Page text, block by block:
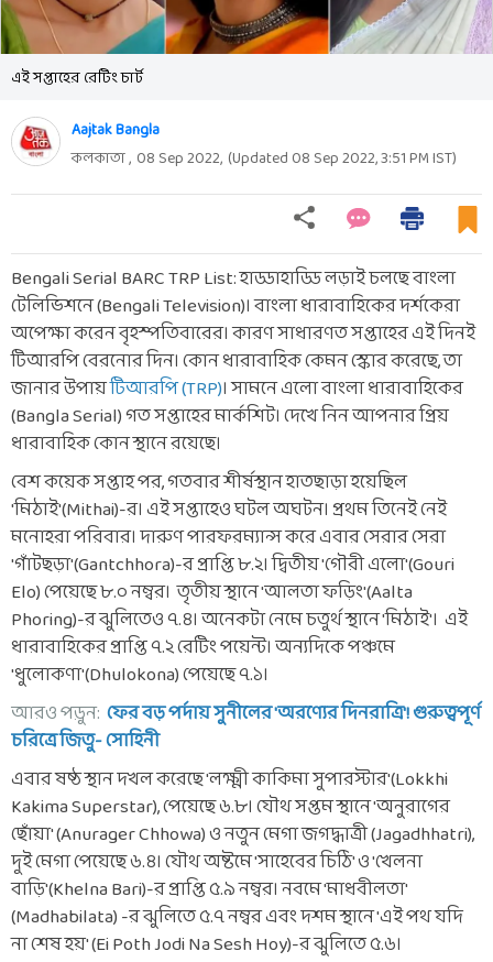
এই সপ্তাহের রেটিং চার্ট
Aajtak Bangla
কলকাতা , 08 Sep 2022, (Updated 08 Sep 2022, 3:51 PMIST)
Bengali Serial BARC TRP List: হাড্ডাহাড্ডি লড়াই চলছে বাংলা
টেলিভিশনে (Bengali Television)। বাংলা ধারাবাহিকের দর্শকেরা
অপেক্ষা করেন বৃহস্পতিবারের। কারণ সাধারণত সপ্তাহের এই দিনই
টিআরপি বেরনোর দিন। কোন ধারাবাহিক কেমন স্কোর করেছে, তা
জানার উপায়টিআরপি (TRP)। সামনে এলো বাংলা ধারাবাহিকের
(Bangla Serial) গত সপ্তাহের মার্কশিট। দেখে নিন আপনার প্রিয়
ধারাবাহিক কোন স্থানে রয়েছে।
বেশ কয়েক সপ্তাহ পর, গতবার শীর্ষস্থান হাতছাড়া হয়েছিল
'মিঠাই'(Mithai)-র। এই সপ্তাহেও ঘটল অঘটন। প্রথম তিনেই নেই
মনোহরা পরিবার। দারুণ পারফরম্যান্স করে এবার সেরার সেরা
'গাঁটছড়া'(Gantchhora)-র প্রাপ্তি ৮.২। দ্বিতীয় 'গৌরী এলো'(Gouri
Elo) পেয়েছে ৮.০ নম্বর। তৃতীয় স্থানে 'আলতা ফড়িং'(Aalta
Phoring)-র ঝুলিতেও ৭.৪। অনেকটা নেমে চতুর্থ স্থানে 'মিঠাই'। এই
ধারাবাহিকের প্রাপ্তি ৭.২ রেটিং পয়েন্ট। অন্যদিকে পঞ্চমে
'ধুলোকণা'(Dhulokona) পেয়েছে ৭.১।
আরও পড়ুন: ফের বড় পর্দায় সুনীলের 'অরণ্যের দিনরাত্রি'! গুরুত্বপূর্ণ
চরিত্রে জিতু- সোহিনী
এবার ষষ্ঠ স্থান দখল করেছে 'লক্ষ্মী কাকিমা সুপারস্টার'(Lokkhi
Kakima Superstar), পেয়েছে ৬.৮। যৌথ সপ্তম স্থানে 'অনুরাগের
ছোঁয়া' (Anurager Chhowa) ও নতুন মেগা জগদ্ধাত্রী (Jagadhhatri),
দুই মেগা পেয়েছে ৬.৪। যৌথ অষ্টমে 'সাহেবের চিঠি' ও 'খেলনা
বাড়ি'(Khelna Bari)-র প্রাপ্তি ৫.৯ নম্বর। নবমে 'মাধবীলতা'
(Madhabilata) -র ঝুলিতে ৫.৭ নম্বর এবং দশম স্থানে 'এই পথ যদি
না শেষ হয়' (Ei Poth Jodi Na Sesh Hoy)-র ঝুলিতে ৫.৬।